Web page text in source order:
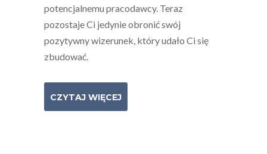
potencjalnemu pracodawcy. Teraz
pozostaje Ci jedynie obronić swój
pozytywny wizerunek, który udało Ci się
zbudować.
CZYTAJ WIĘCEJ